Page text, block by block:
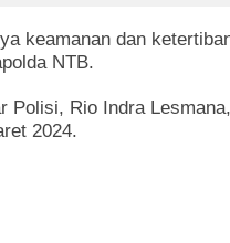
keamanan dan
NTB.
Polisi, Rio Indra
2024.